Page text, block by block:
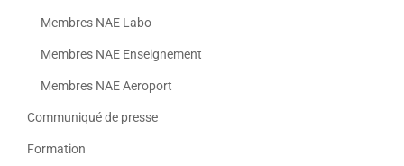
Membres NAE Labo
Membres NAE Enseignement
Membres NAE Aeroport
Communiqué de presse
Formation